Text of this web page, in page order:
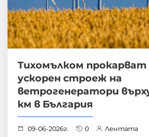
Тихомълком прокарват
ускорен строеж на
ветрогенератори
км в България
09-06-2026г. 0 Лентата